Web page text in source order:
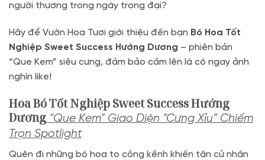
người thương trong ngày trọng đại?
Hãy để Vườn Hoa Tươi giới thiệu đến bạn Bó Hoa Tốt
Nghiệp Sweet Success Hướng Dương – phiên bản
“Que Kem” siêu cưng, đảm bảo cầm lên là có ngay ảnh
nghìn like!
Hoa Bó Tốt Nghiệp Sweet Success Hướng
Dương “Que Kem” Giao Diện “Cưng Xỉu” Chiếm
Trọn Spotlight
Quên đi những bó hoa to cồng kềnh khiến tân cử nhân